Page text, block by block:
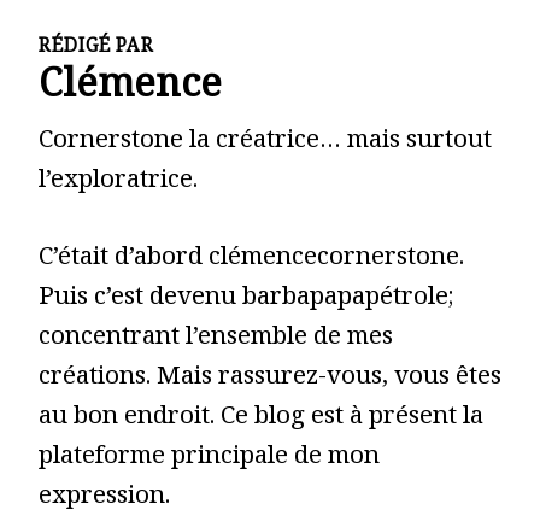
RÉDIGÉ PAR
Clémence
Cornerstone la créatrice… mais surtout
l’exploratrice.
C’était d’abord clémencecornerstone.
Puis c’est devenu barbapapapétrole;
concentrant l’ensemble de mes
créations. Mais rassurez-vous, vous êtes
au bon endroit. Ce blog est à présent la
plateforme principale de mon
expression.